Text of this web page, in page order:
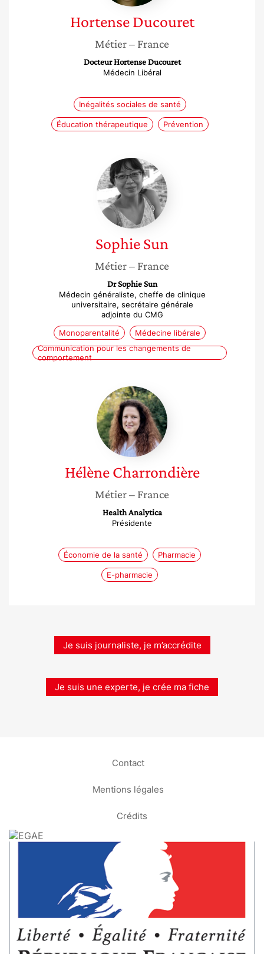
Hortense Ducouret
Métier– France
Docteur Hortense Ducouret
Médecin Libéral
Inégalités sociales de santé
Éducation thérapeutique Prévention
Sophie
Sun
SophieSun
Métier– France
Dr Sophie Sun
Médecin généraliste, cheffe de clinique
universitaire, secrétaire générale
adjointe du CMG
Monoparentalité
Médecine libérale
Communication pour les changements de
comportement
Hélène
Charrondière
Hélène Charrondière
Métier– France
Health Analytica
Présidente
Économie de la santé Pharmacie
E-pharmacie
Je suis journaliste, je m’accrédite
Je suis une experte, je crée ma fiche
Contact
Mentions légales
Crédits